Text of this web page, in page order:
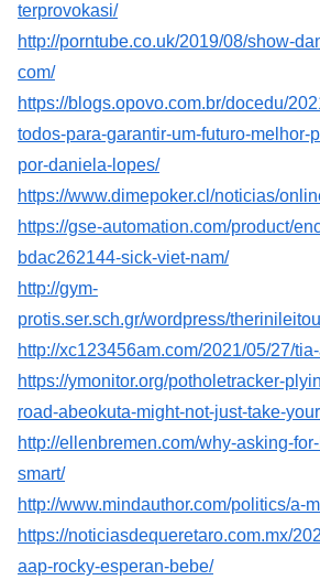
terprovokasi/
http://porntube.co.uk/2019/08/show-
com/
https://blogs.opovo.com.br/docedu/
todos-para-garantir-um-futuro-melhor-
por-daniela-lopes/
https://www.dimepoker.cl/noticias/
https://gse-automation.com/product/
bdac262144-sick-viet-nam/
http://gym-
protis.ser.sch.gr/wordpress/
http://xc123456am.com/2021/05/27/
https://ymonitor.org/potholetracker-
road-abeokuta-might-not-just-take-
http://ellenbremen.com/why-asking-
smart/
http://www.mindauthor.com/politics/a-
https://noticiasdequeretaro.com.mx/
aap-rocky-esperan-bebe/